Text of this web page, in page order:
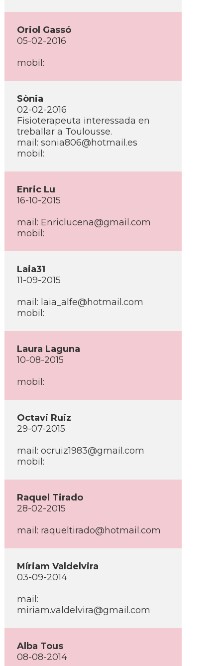
Oriol Gassó
05-02-2016
mobil:
Sònia
02-02-2016
Fisioterapeuta interessada en
treballar a Toulousse.
mail: sonia806@hotmail.es
mobil:
Enric Lu
16-10-2015
mail: Enriclucena@gmail.com
mobil:
Laia31
11-09-2015
mail: laia_alfe@hotmail.com
mobil:
Laura Laguna
10-08-2015
mobil:
Octavi Ruiz
29-07-2015
mail: ocruiz1983@gmail.com
mobil:
Raquel Tirado
28-02-2015
mail: raqueltirado@hotmail.com
Mí­riam Valdelvira
03-09-2014
mail:
miriam.valdelvira@gmail.com
Alba Tous
08-08-2014